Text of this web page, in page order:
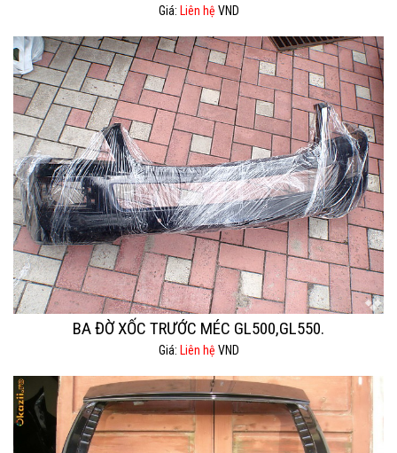
Giá: Liên hệ VND
BA ĐỜ XỐC TRƯỚC MÉC GL500,GL550.
Giá: Liên hệ VND